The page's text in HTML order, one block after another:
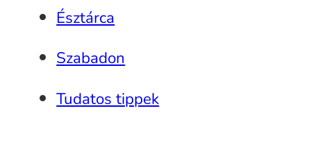
Észtárca
Szabadon
Tudatos tippek